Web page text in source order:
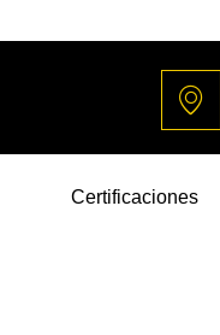
Certificaciones